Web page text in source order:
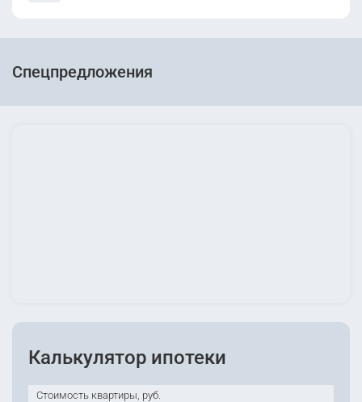
Спецпредложения
Калькулятор ипотеки
Стоимость квартиры, руб.